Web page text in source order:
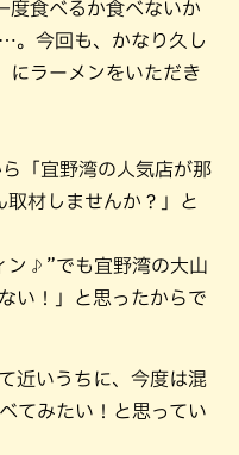
度食べるか食べないか
。今回も、かなり久し
にラーメンをいただき
「宜野湾の人気店が那
材しませんか？」と
ン♪”でも宜野湾の大山
い！」と思ったからで
近いうちに、今度は混
てみたい！と思ってい